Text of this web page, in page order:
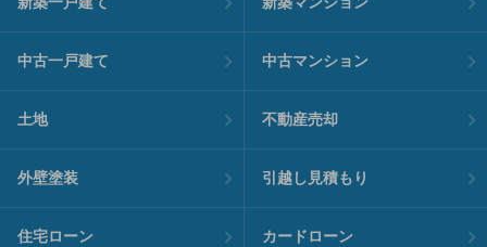
中古一戸建て 中古マンション
土地 不動産売却
外壁塗装 引越し見積もり
住宅ローン カードローン